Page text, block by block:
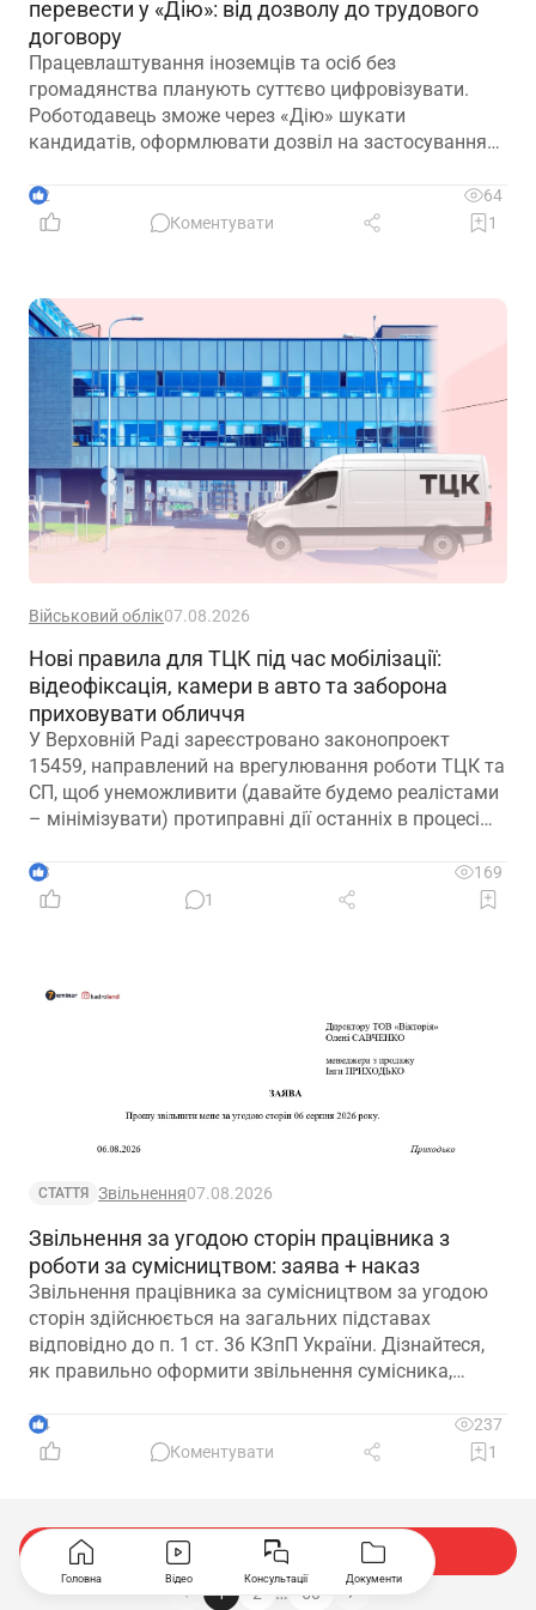
перевести у «Дію»: від дозволу до трудового
договору
Працевлаштування іноземців та осіб без
громадянства планують суттєво цифровізувати.
Роботодавець зможе через «Дію» шукати
кандидатів, оформлювати дозвіл на застосування
прийняття на роботу
2
64
Коментувати
1
Військовий облік07.08.2026
Нові правила для ТЦК під час мобілізації:
відеофіксація, камери в авто та заборона
приховувати обличчя
У Верховній Раді зареєстровано законопроект
15459, направлений на врегулювання роботи ТЦК та
СП, щоб унеможливити (давайте будемо реалістами
– мінімізувати) протиправні дії останніх в процесі
3
169
1
СТАТТЯ Звільнення07.08.2026
Звільнення за угодою сторін працівника з
роботи за сумісництвом: заява + наказ
Звільнення працівника за сумісництвом за угодою
сторін здійснюється на загальних підставах
відповідно до п. 1 ст. 36 КЗпП України. Дізнайтеся,
як правильно оформити звільнення сумісника,
зафіксувати домовленість між працівником і
роботодавцем.
4
237
Коментувати
1
Показати ще
1 2 … 50
Головна Відео Консультації Документи